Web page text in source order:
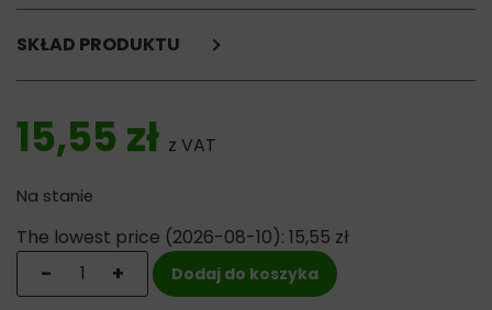
SKŁAD PRODUKTU
pulpa buraczana,
minerały,
olej słonecznikowy
Składniki analityczne:
Wilgotność 79.00%
Białko 9.00%
15,55 zł z VAT
Na stanie
The lowest price (2026-08-10): 15,55 zł
ilość Trovet Hypoallergenic LRD z Jagnięciną - 400g
+
- Dodaj do koszyka